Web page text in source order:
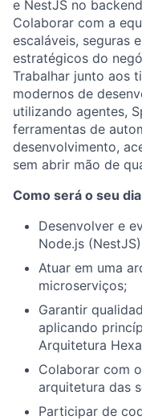
e NestJS no
Colaborar com a
escaláveis, seguras
estratégicos do
Trabalhar junto aos
modernos de
utilizando agentes,
ferramentas de
desenvolvimento,
sem abrir mão de
Como será o seu
Desenvolver e
Node.js
Atuar em uma
microserviços;
Garantir
aplicando
Arquitetura
Colaborar com
arquitetura das
Participar de